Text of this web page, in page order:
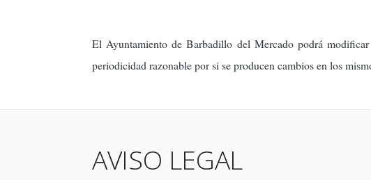
El Ayuntamiento de Barbadillo del Mercado podrá
periodicidad razonable por si se producen cambios en los
AVISO LEGAL